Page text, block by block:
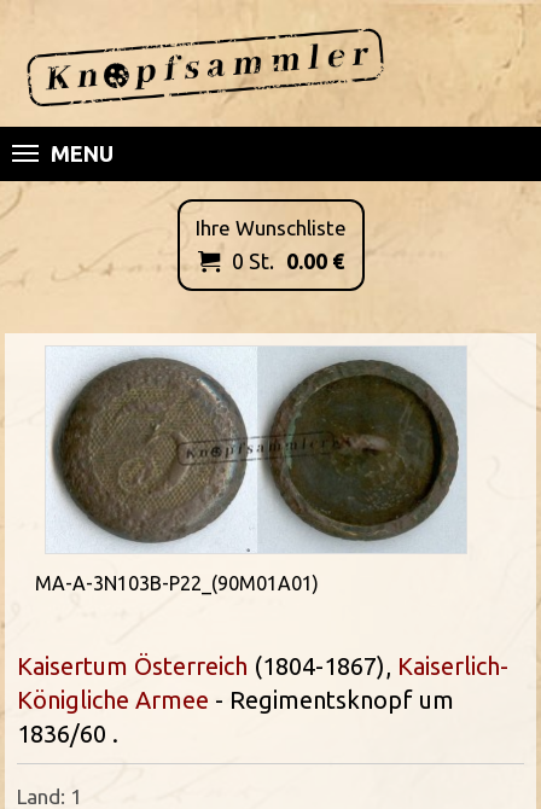
MENU
Ihre Wunschliste
 0 St. 0.00€
MA-A-3N103B-P22_(90M01A01)
Kaisertum Österreich (1804-1867), Kaiserlich-
Königliche Armee - Regimentsknopf um
1836/60 .
Land: 1